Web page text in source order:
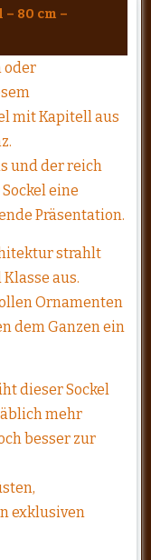
80 cm –
oder
mit Kapitell aus
und der reich
eine
Präsentation.
strahlt
aus.
Ornamenten
dem Ganzen ein
dieser Sockel
mehr
besser zur
exklusiven